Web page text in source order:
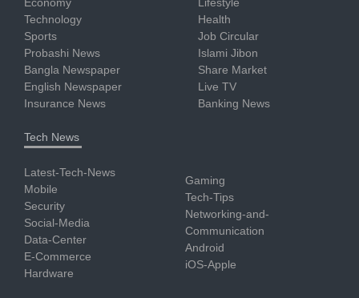
Technology
Sports
Probashi News
Bangla Newspaper
English Newspaper
Insurance News
Health
Job Circular
Islami Jibon
Share Market
Live TV
Banking News
Tech News
Latest-Tech-News
Mobile
Security
Social-Media
Data-Center
E-Commerce
Hardware
Gaming
Tech-Tips
Networking-and-
Communication
Android
iOS-Apple